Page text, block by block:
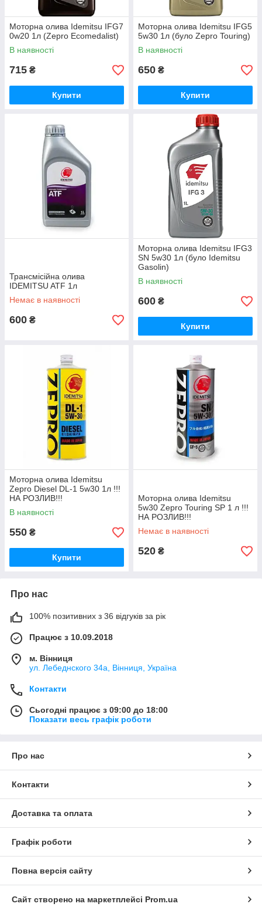
Моторна олива Idemitsu IFG7
0w20 1л (Zepro Ecomedalist)
В наявності
715 ₴
Купити
Моторна олива Idemitsu IFG5
5w30 1л (було Zepro Touring)
В наявності
650 ₴
Купити
Трансмісійна олива
IDEMITSU ATF 1л
Немає в наявності
600 ₴
Моторна олива Idemitsu IFG3
SN 5w30 1л (було Idemitsu
Gasolin)
В наявності
600 ₴
Купити
Моторна олива Idemitsu
Zepro Diesel DL-1 5w30 1л !!!
НА РОЗЛИВ!!!
В наявності
550 ₴
Купити
Моторна олива Idemitsu
5w30 Zepro Touring SP 1 л !!!
НА РОЗЛИВ!!!
Немає в наявності
520 ₴
Про нас
100% позитивних з 36 відгуків за рік
Працює з 10.09.2018
м. Вінниця
ул. Лебеднского 34а, Вінниця, Україна
Контакти
Сьогодні працює з 09:00 до 18:00
Показати весь графік роботи
Про нас
Контакти
Доставка та оплата
Графік роботи
Повна версія сайту
Сайт створено на маркетплейсі Prom.ua